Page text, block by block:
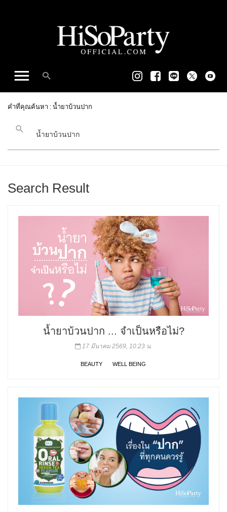
คำที่คุณค้นหา : น้ำยาบ้วนปาก
Search Result
น้ำยาบ้วนปาก ... จำเป็นหรือไม่?
17 มีนาคม 2569, 10:23 น.
BEAUTY WELL BEING